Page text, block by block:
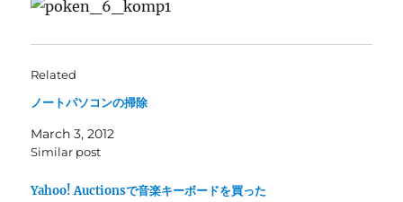
Related
ノートパソコンの掃除
March 3, 2012
Similar post
Yahoo! Auctionsで音楽キーボードを買った